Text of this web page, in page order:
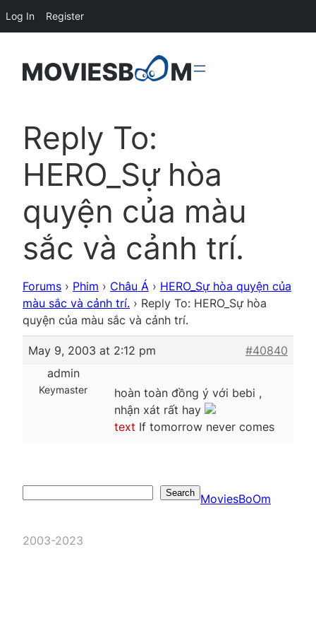
Reply To:
HERO_Sự hòa
quyện của màu
sắc và cảnh trí.
Forums › Phim › Châu Á › HERO_Sự hòa quyện của
màu sắc và cảnh trí. › Reply To: HERO_Sự hòa
quyện của màu sắc và cảnh trí.
May 9, 2003 at 2:12 pm
#40840
admin
Keymaster
hoàn toàn đồng ý với bebi ,
nhận xát rất hay
text If tomorrow never comes
Search MoviesBoOm
2003-2023
Log In Register